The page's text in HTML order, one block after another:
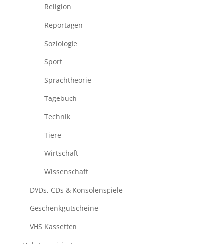
Religion
Reportagen
Soziologie
Sport
Sprachtheorie
Tagebuch
Technik
Tiere
Wirtschaft
Wissenschaft
DVDs, CDs & Konsolenspiele
Geschenkgutscheine
VHS Kassetten